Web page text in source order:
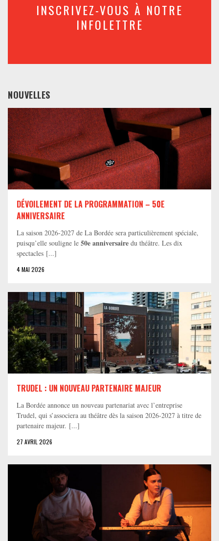
INSCRIVEZ-VOUS À NOTRE
INFOLETTRE
NOUVELLES
DÉVOILEMENT DE LA PROGRAMMATION – 50E
ANNIVERSAIRE
La saison 2026-2027 de La Bordée sera particulièrement spéciale,
puisqu’elle souligne le 50e anniversaire du théâtre. Les dix
spectacles [...]
4 MAI 2026
TRUDEL : UN NOUVEAU PARTENAIRE MAJEUR
La Bordée annonce un nouveau partenariat avec l’entreprise
Trudel, qui s’associera au théâtre dès la saison 2026-2027 à titre de
partenaire majeur. [...]
27 AVRIL 2026